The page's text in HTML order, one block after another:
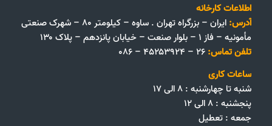
اطلاعات کارخانه
آدرس:
ایران – بزرگراه تهران . ساوه – کیلومتر ۸۰ – شهرک صنعتی
مأمونیه – فاز ۱ – بلوار صنعت – خیابان پانزدهم – پلاک ۱۳۰
تلفن تماس:
ساعات کاری
شنبه تا چهارشنبه : ۸ الی ۱۷
پنجشنبه : ۸ الی ۱۲
جمعه‌ :‌ تعطیل